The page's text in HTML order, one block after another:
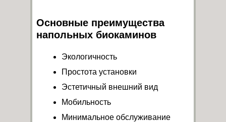
Основные преимущества
напольных биокаминов
Экологичность
Простота установки
Эстетичный внешний вид
Мобильность
Минимальное обслуживание